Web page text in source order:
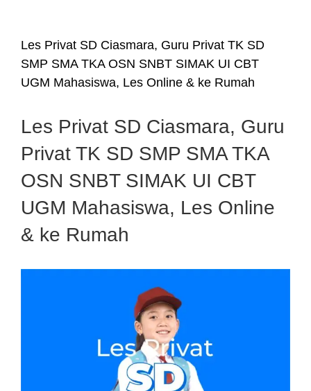
Les Privat SD Ciasmara, Guru Privat TK SD
SMP SMA TKA OSN SNBT SIMAK UI CBT
UGM Mahasiswa, Les Online & ke Rumah
Les Privat SD Ciasmara, Guru
Privat TK SD SMP SMA TKA
OSN SNBT SIMAK UI CBT
UGM Mahasiswa, Les Online
& ke Rumah